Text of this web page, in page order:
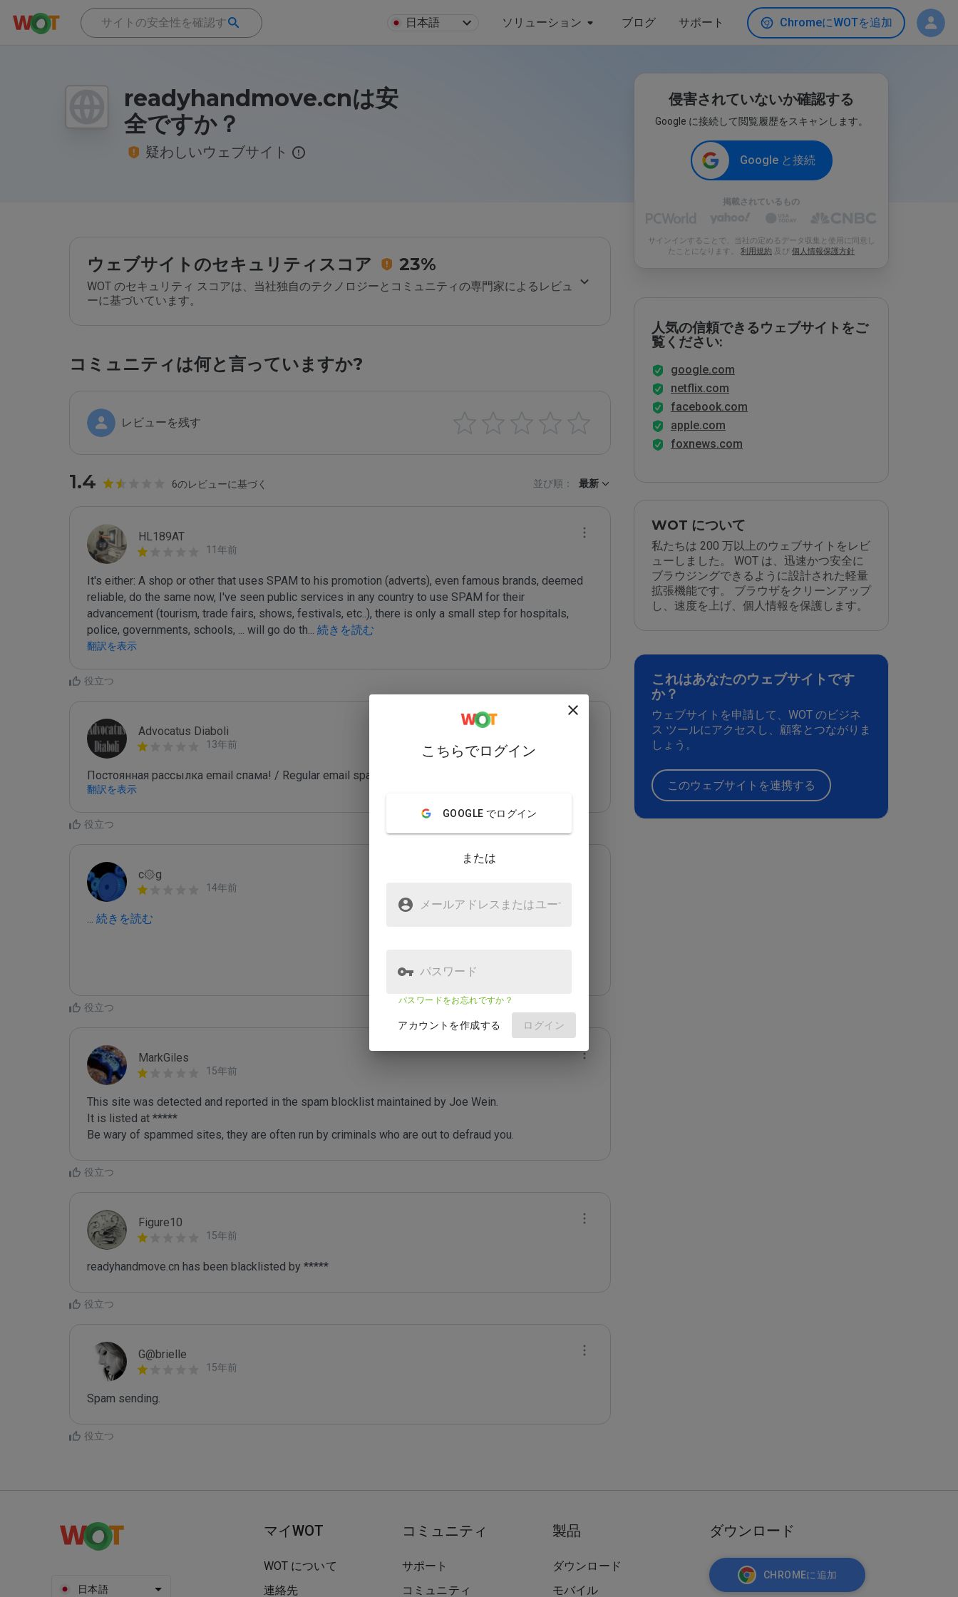
日本語 ソリューション ブログ サポート ChromeにWOTを追加
readyhandmove.cnは安
全ですか？
疑わしいウェブサイト
ウェブサイトのセキュリティスコア 23%
WOT のセキュリティ スコアは、当社独自のテクノロジーとコミュニティの専門家によるレビュ
ーに基づいています。
コミュニティは何と言っていますか?
レビューを残す
1.4 6のレビューに基づく 並び順： 最新
HL189AT
11年前
It's either: A shop or other that uses SPAM to his promotion (adverts), even famous brands, deemed
reliable, do the same now, I've seen public services in any country to use SPAM for their
advancement (tourism, trade fairs, shows, festivals, etc..), there is only a small step for hospitals,
police, governments, schools, ... will go do th... 続きを読む
翻訳を表示
役立つ
Advocatus Diaboli
13年前
Постоянная рассылка email спама! / Regular email spam sending!
翻訳を表示
役立つ
c۞g
14年前
... 続きを読む
役立つ
MarkGiles
15年前
This site was detected and reported in the spam blocklist maintained by Joe Wein.
It is listed at *****
Be wary of spammed sites, they are often run by criminals who are out to defraud you.
役立つ
Figure10
15年前
readyhandmove.cn has been blacklisted by *****
役立つ
G@brielle
15年前
Spam sending.
役立つ
侵害されていないか確認する
Google に接続して閲覧履歴をスキャンします。
Google と接続
掲載されているもの
サインインすることで、当社の定めるデータ収集と使用に同意し
たことになります。 利用規約 及び 個人情報保護方針
人気の信頼できるウェブサイトをご
覧ください:
google.com
netflix.com
facebook.com
apple.com
foxnews.com
WOT について
私たちは 200 万以上のウェブサイトをレビ
ューしました。 WOT は、迅速かつ安全に
ブラウジングできるように設計された軽量
拡張機能です。 ブラウザをクリーンアップ
し、速度を上げ、個人情報を保護します。
これはあなたのウェブサイトです
か？
ウェブサイトを申請して、WOT のビジネ
ス ツールにアクセスし、顧客とつながりま
しょう。
このウェブサイトを連携する
日本語
マイWOT
WOT について
連絡先
コミュニティ
サポート
コミュニティ
製品
ダウンロード
モバイル
ダウンロード
CHROMEに追加
こちらでログイン
GOOGLE でログイン
または
メールアドレスまたはユーザ
名
パスワード
パスワードをお忘れですか？
アカウントを作成する ログイン